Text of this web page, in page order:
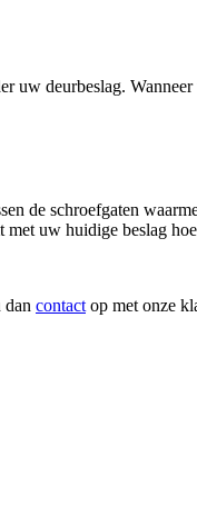
uw deurbeslag.
de schroefgaten
met uw huidige beslag
dan contactop met onze